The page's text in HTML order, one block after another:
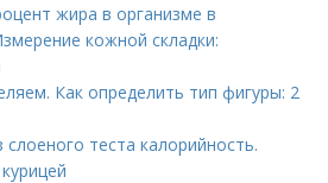
жира в организме в
кожной складки:
Как определить тип фигуры: 2
слоеного теста калорийность.